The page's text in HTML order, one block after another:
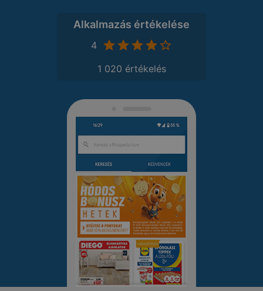
Alkalmazás értékelése
4
1 020 értékelés